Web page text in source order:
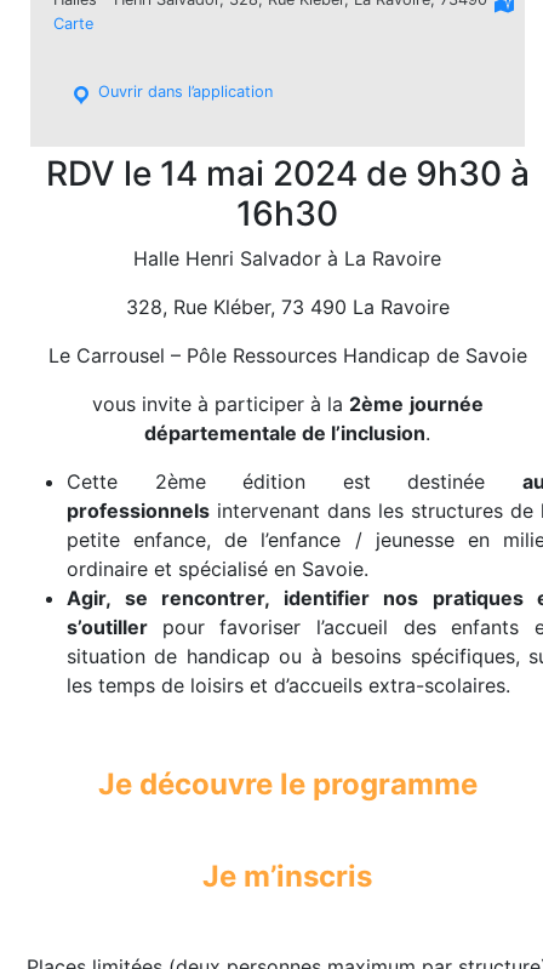
Carte
Ouvrir dans l’application
RDV le 14 mai 2024 de 9h30 à
16h30
Halle Henri Salvador à La Ravoire
328, Rue Kléber, 73 490 La Ravoire
Le Carrousel – Pôle Ressources Handicap de Savoie
vous invite à participer à la 2ème journée
départementale de l’inclusion.
Cette 2ème édition est destinée
professionnels intervenant dans les structures de
petite enfance, de l’enfance / jeunesse en
ordinaire et spécialisé en Savoie.
Agir, se rencontrer, identifier nos pratiques
s’outiller pour favoriser l’accueil des enfants
situation de handicap ou à besoins spécifiques,
les temps de loisirs et d’accueils extra-scolaires.
Je découvre le programme
Je m’inscris